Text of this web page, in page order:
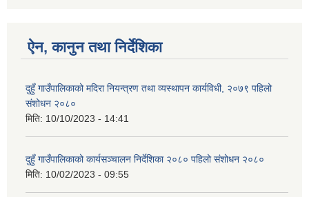
ऐन, कानुन तथा निर्देशिका
दुहुँ गाउँपालिकाको मदिरा नियन्त्रण तथा व्यस्थापन कार्यविधी, २०७९ पहिलो
संशोधन २०८०
मिति: 10/10/2023 - 14:41
दुहुँ गाउँपालिकाको कार्यसञ्चालन निर्देशिका २०८० पहिलो संशोधन २०८०
मिति: 10/02/2023 - 09:55